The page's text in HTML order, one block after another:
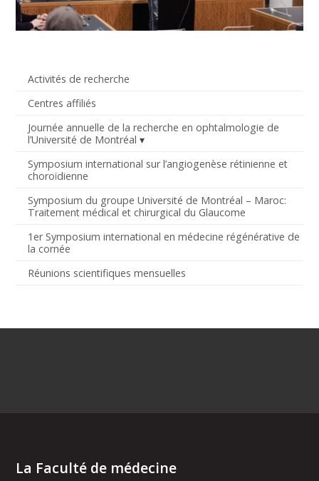
Activités de recherche
Centres affiliés
Journée annuelle de la recherche en ophtalmologie de
l’Université de Montréal
Symposium international sur l’angiogenèse rétinienne et
choroïdienne
Symposium du groupe Université de Montréal – Maroc:
Traitement médical et chirurgical du Glaucome
1er Symposium international en médecine régénérative de
la cornée
Réunions scientifiques mensuelles
La Faculté de médecine